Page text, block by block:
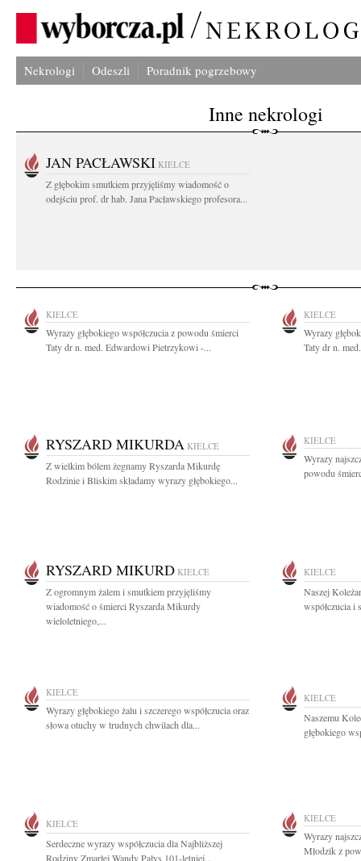
Nekrologi Odeszli Poradnik pogrzebowy
Inne nekrologi
JAN PACŁAWSKI KIELCE
Z głębokim smutkiem przyjęliśmy wiadomość o
odejściu prof. dr hab. Jana Pacławskiego profesora...
KIELCE
Wyrazy głębokiego współczucia z powodu śmierci
Taty dr n. med. Edwardowi Pietrzykowi -...
KIELCE
Wyrazy
Taty dr n.
RYSZARD MIKURDA KIELCE
Z wielkim bólem żegnamy Ryszarda Mikurdę
Rodzinie i Bliskim składamy wyrazy głębokiego...
KIELCE
Wyrazy
powodu
RYSZARD MIKURD KIELCE
Z ogromnym żalem i smutkiem przyjęliśmy
wiadomość o śmierci Ryszarda Mikurdy
wieloletniego,...
KIELCE
Naszej
współczucia i
KIELCE
Wyrazy głębokiego żalu i szczerego współczucia oraz
słowa otuchy w trudnych chwilach dla...
KIELCE
Naszemu
głębokiego
KIELCE
Serdeczne wyrazy współczucia dla Najbliższej
Rodziny Zmarłej Wandy Pałys 101-letniej...
KIELCE
Wyrazy
Młodzik z